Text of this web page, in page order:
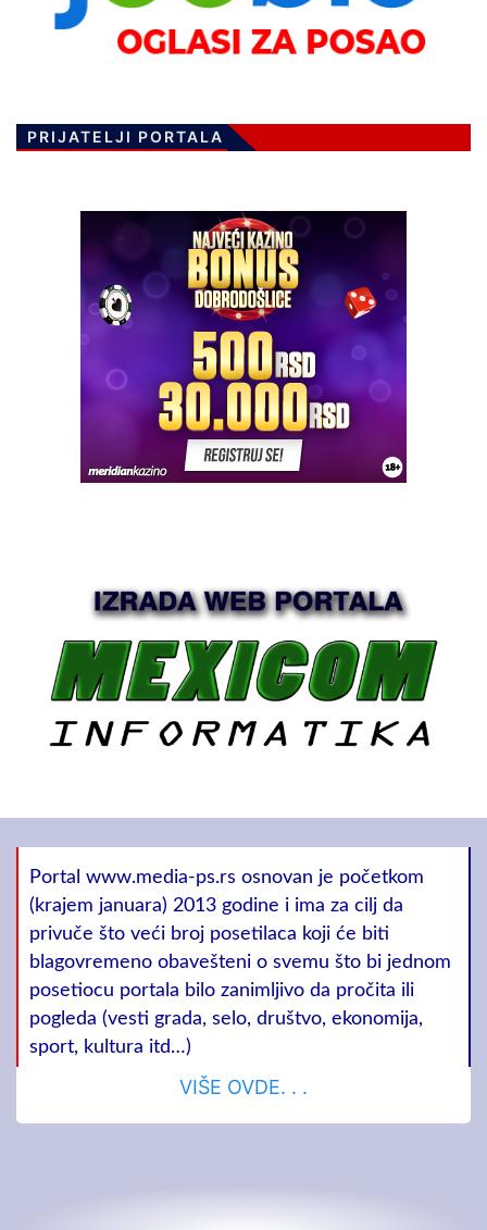
PRIJATELJI PORTALA
Portal www.media-ps.rs osnovan je početkom
(krajem januara) 2013 godine i ima za cilj da
privuče što veći broj posetilaca koji će biti
blagovremeno obavešteni o svemu što bi jednom
posetiocu portala bilo zanimljivo da pročita ili
pogleda (vesti grada, selo, društvo, ekonomija,
sport, kultura itd…)
VIŠE OVDE. . .